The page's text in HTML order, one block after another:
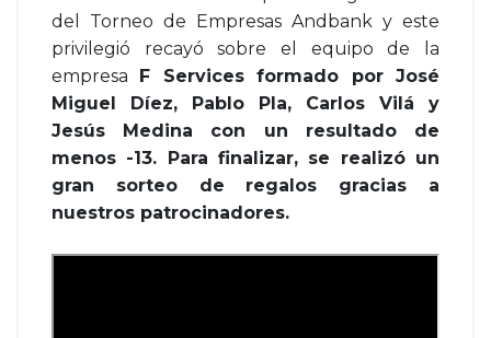
del Torneo de Empresas Andbank y este
privilegió recayó sobre el equipo de la
empresa
F Services formado por José
Miguel Díez, Pablo Pla, Carlos Vilá y
Jesús Medina con un resultado de
menos -13. Para finalizar, se realizó un
gran sorteo de regalos gracias a
nuestros patrocinadores.